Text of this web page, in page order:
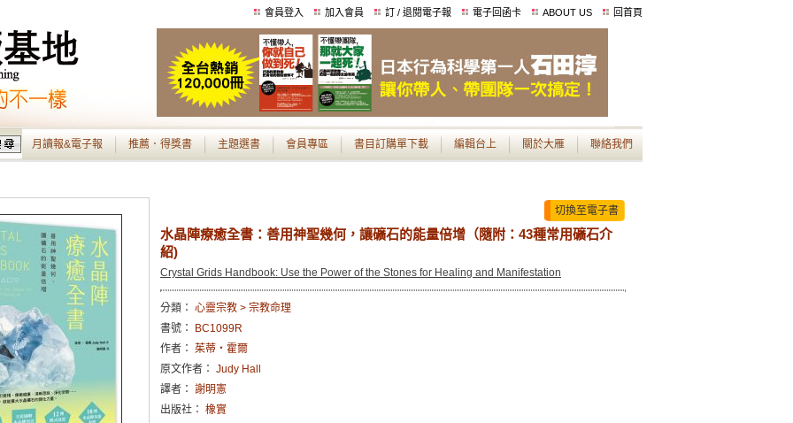
會員登入 加入會員 訂 / 退閱電子報 電子回函卡 ABOUT US 回首頁
月讀報&電子報 推薦．得獎書 主題選書 會員專區 書目訂購單下載 編輯台上 關於大雁 聯絡我們
切換至電子書
水晶陣療癒全書：善用神聖幾何，讓礦石的能量倍增（隨附：43種常用礦石介
紹)
Crystal Grids Handbook: Use the Power of the Stones for Healing and Manifestation
分類： 心靈宗教 > 宗教命理
書號：
BC1099R
作者： 茱蒂‧霍爾
原文作者： Judy Hall
譯者： 謝明憲
出版社： 橡實